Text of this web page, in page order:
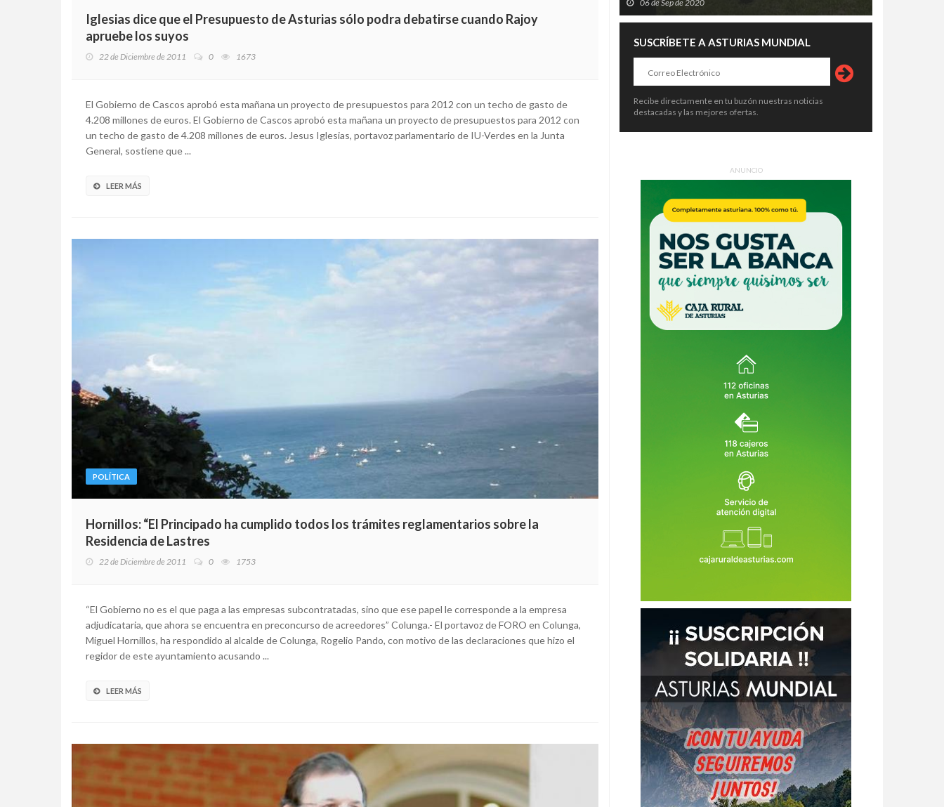
Iglesias dice que el Presupuesto de Asturias sólo podra debatirse cuando Rajoy
apruebe los suyos
22 de Diciembre de 2011 0 1673
El Gobierno de Cascos aprobó esta mañana un proyecto de presupuestos para 2012 con un techo de gasto de
4.208 millones de euros. El Gobierno de Cascos aprobó esta mañana un proyecto de presupuestos para 2012 con
un techo de gasto de 4.208 millones de euros. Jesus Iglesias, portavoz parlamentario de IU-Verdes en la Junta
General, sostiene que ...
LEER MÁS
POLÍTICA
Hornillos: “El Principado ha cumplido todos los trámites reglamentarios sobre la
Residencia de Lastres
22 de Diciembre de 2011 0 1753
“El Gobierno no es el que paga a las empresas subcontratadas, sino que ese papel le corresponde a la empresa
adjudicataria, que ahora se encuentra en preconcurso de acreedores” Colunga.- El portavoz de FORO en Colunga,
Miguel Hornillos, ha respondido al alcalde de Colunga, Rogelio Pando, con motivo de las declaraciones que hizo el
regidor de este ayuntamiento acusando ...
LEER MÁS
06 de Sep de 2020
SUSCRÍBETE A ASTURIAS MUNDIAL
Recibe directamente en tu buzón nuestras noticias
destacadas y las mejores ofertas.
ANUNCIO